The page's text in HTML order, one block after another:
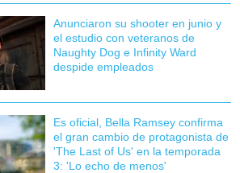
Anunciaron su shooter en junio y
el estudio con veteranos de
Naughty Dog e Infinity Ward
despide empleados
Es oficial, Bella Ramsey confirma
el gran cambio de protagonista de
'The Last of Us' en la temporada
3: 'Lo echo de menos'